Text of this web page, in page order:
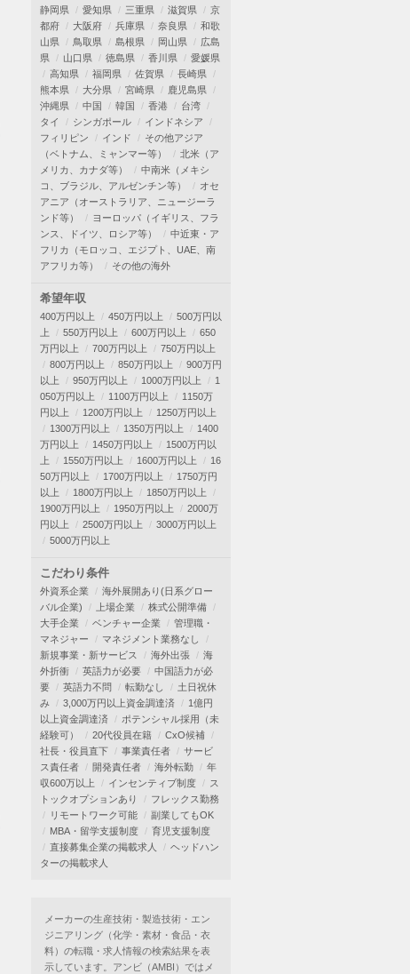
静岡県
愛知県 三重県 滋賀県
京
都府
大阪府 兵庫県 奈良県
和歌
山県
鳥取県 島根県 岡山県
広島
県
山口県 徳島県 香川県
愛媛県
高知県
福岡県 佐賀県
長崎県
熊本県
大分県 宮崎県
鹿児島県
沖縄県
中国 韓国 香港
台湾
タイ
シンガポール
インドネシア
フィリピン
インド
その他アジア
（ベトナム、ミャンマー等）
北米（ア
メリカ、カナダ等）
中南米（メキシ
コ、ブラジル、アルゼンチン等）
オセ
アニア（オーストラリア、ニュージーラ
ンド等）
ヨーロッパ（イギリス、フラ
ンス、ドイツ、ロシア等）
中近東・ア
フリカ（モロッコ、エジプト、UAE、南
アフリカ等）
その他の海外
希望年収
400万円以上 450万円以上
500万円以
上
550万円以上 600万円以上
650
万円以上
700万円以上
750万円以上
800万円以上
850万円以上
900万円
以上
950万円以上 1000万円以上
1
050万円以上
1100万円以上
1150万
円以上
1200万円以上
1250万円以上
1300万円以上
1350万円以上
1400
万円以上
1450万円以上
1500万円以
上
1550万円以上 1600万円以上
16
50万円以上
1700万円以上
1750万円
以上
1800万円以上
1850万円以上
1900万円以上
1950万円以上
2000万
円以上
2500万円以上
3000万円以上
5000万円以上
こだわり条件
外資系企業
海外展開あり(日系グロー
バル企業)
上場企業
株式公開準備
大手企業
ベンチャー企業
管理職・
マネジャー
マネジメント業務なし
新規事業・新サービス
海外出張
海
外折衝
英語力が必要
中国語力が必
要
英語力不問 転勤なし
土日祝休
み
3,000万円以上資金調達済
1億円
以上資金調達済
ポテンシャル採用（未
経験可）
20代役員在籍
CxO候補
社長・役員直下
事業責任者
サービ
ス責任者
開発責任者 海外転勤
年
収600万以上
インセンティブ制度
ス
トックオプションあり
フレックス勤務
リモートワーク可能
副業してもOK
MBA・留学支援制度
育児支援制度
直接募集企業の掲載求人
ヘッドハン
ターの掲載求人
メーカーの生産技術・製造技術・エン
ジニアリング（化学・素材・食品・衣
料）の転職・求人情報の検索結果を表
示しています。アンビ（AMBI）ではメ